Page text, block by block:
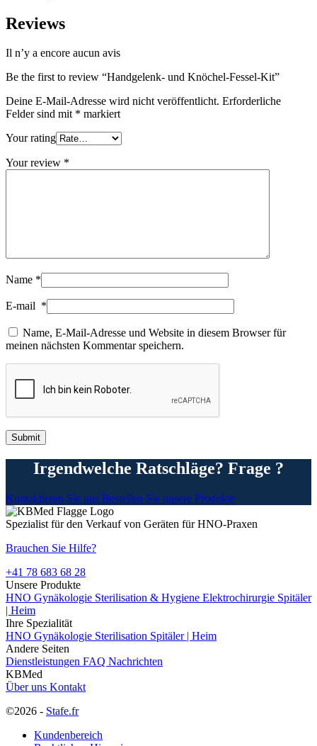
Reviews
Il n’y a encore aucun avis
Be the first to review “Handgelenk- und Knöchel-Fessel-Kit”
Deine E-Mail-Adresse wird nicht veröffentlicht. Erforderliche
Felder sind mit * markiert
Your rating
Your review *
Name *
E-mail *
Name, E-Mail-Adresse und Website in diesem Browser für
meinen nächsten Kommentar speichern.
Irgendwelche Ratschläge? Frage ?
Kontaktieren Sie uns Bestellen Sie unsere Produkte
Spezialist für den Verkauf von Geräten für HNO-Praxen
Brauchen Sie Hilfe?
+41 78 683 68 28
Unsere Produkte
HNO Gynäkologie Sterilisation & Hygiene Elektrochirurgie Spitäler
| Heim
Ihre Spezialität
HNO Gynäkologie Sterilisation Spitäler | Heim
Andere Seiten
Dienstleistungen FAQ Nachrichten
KBMed
Über uns Kontakt
©2026 - Stafe.fr
Kundenbereich